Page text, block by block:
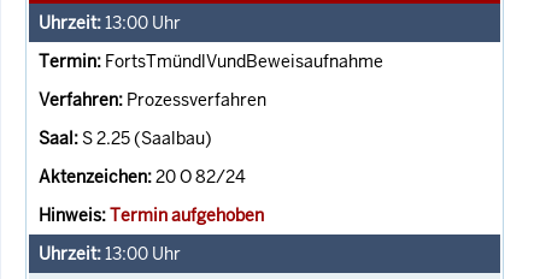
13:00 Uhr
FortsTmündlVundBeweisaufnahme
Prozessverfahren
S 2.25 (Saalbau)
20 O 82/24
Termin aufgehoben
13:00 Uhr